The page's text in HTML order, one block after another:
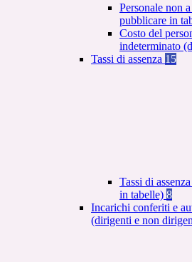
Personale non
pubblicare in
Costo del
indeterminato
Tassi di assenza 15
Tassi di
in tabelle) 8
Incarichi conferiti e
(dirigenti e non